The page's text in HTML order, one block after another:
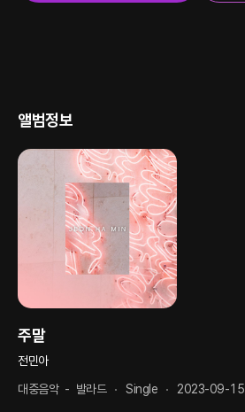
앨범정보
주말
전민아
대중음악- 발라드 Single 2023-09-15